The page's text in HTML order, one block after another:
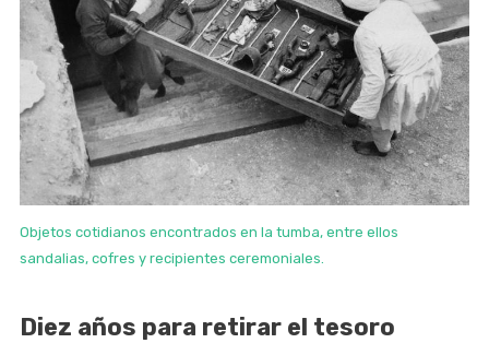
Objetos cotidianos encontrados en la tumba, entre ellos
sandalias, cofres y recipientes ceremoniales.
Diez años para retirar el tesoro